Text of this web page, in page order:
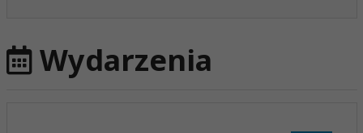
Wydarzenia